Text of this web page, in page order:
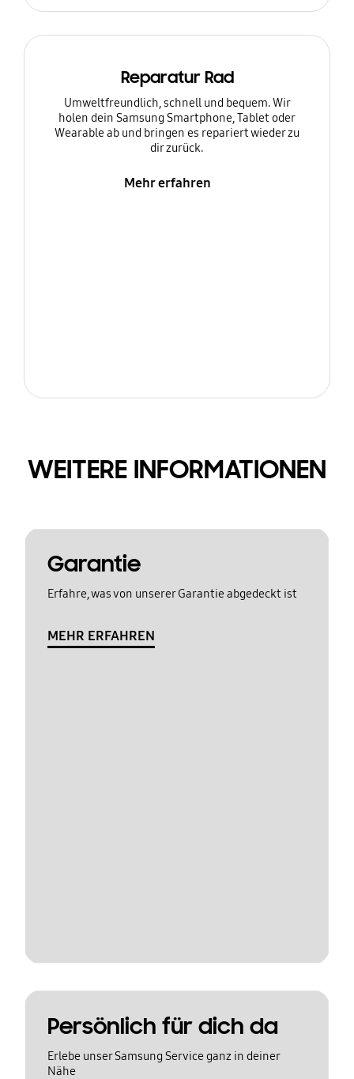
Reparatur Rad
Umweltfreundlich, schnell und bequem. Wir
holen dein Samsung Smartphone, Tablet oder
Wearable ab und bringen es repariert wieder zu
dir zurück.
Mehr erfahren
WEITERE INFORMATIONEN
Garantie
Erfahre, was von unserer Garantie abgedeckt ist
MEHR ERFAHREN
Persönlich für dich da
Erlebe unser Samsung Service ganz in deiner
Nähe